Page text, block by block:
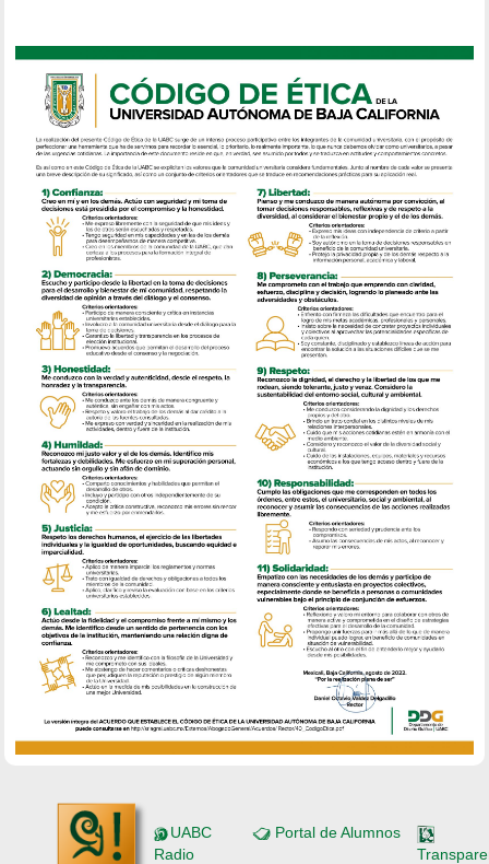
UABC
Radio
Portal de Alumnos